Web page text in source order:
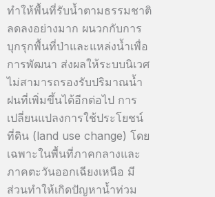
ทำให้พื้นที่รับน้ำตามธรรมชาติ
ลดลงอย่างมาก ผนวกกับการ
บุกรุกพื้นที่ป่าและแหล่งน้ำเพื่อ
การพัฒนา ส่งผลให้ระบบนิเวศ
ไม่สามารถรองรับปริมาณน้ำ
ฝนที่เพิ่มขึ้นได้อีกต่อไป การ
เปลี่ยนแปลงการใช้ประโยชน์
ที่ดิน (land use change) โดย
เฉพาะในพื้นที่ภาคกลางและ
ภาคตะวันออกเฉียงเหนือ มี
ส่วนทำให้เกิดปัญหาน้ำท่วม